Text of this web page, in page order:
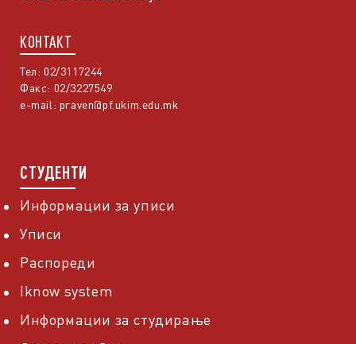
КОНТАКТ
Тел: 02/3117244
Факс: 02/3227549
e-mail: praven@pf.ukim.edu.mk
СТУДЕНТИ
Информации за уписи
Уписи
Распореди
Iknow system
Информации за студирање